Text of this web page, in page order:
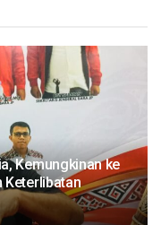
Kemungkinan ke
Keterlibatan